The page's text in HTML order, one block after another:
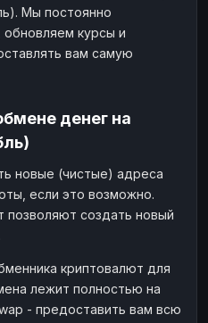
Мы постоянно
курсы и
вам самую
денег на
новые (чистые) адреса
если это возможно.
позволяют создать новый
криптовалют для
лежит полностью на
- предоставить вам всю